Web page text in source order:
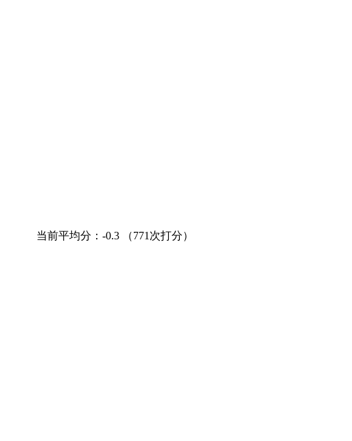
当前平均分： -0.3 （771次打分）